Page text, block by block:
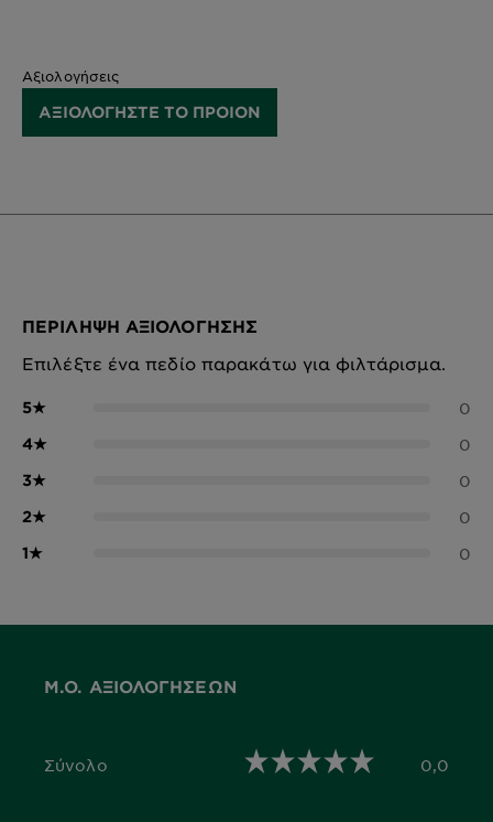
Αξιολογήσεις
ΑΞΙΟΛΟΓΗΣΤΕ ΤΟ ΠΡΟΙΟΝ
ΠΕΡΊΛΗΨΗ ΑΞΙΟΛΌΓΗΣΗΣ
Επιλέξτε ένα πεδίο παρακάτω για φιλτάρισμα.
5★ 0
4★ 0
3★ 0
2★ 0
1★ 0
Μ.Ο. ΑΞΙΟΛΟΓΉΣΕΩΝ
Σύνολο
0,0 out of 5 stars 0,0